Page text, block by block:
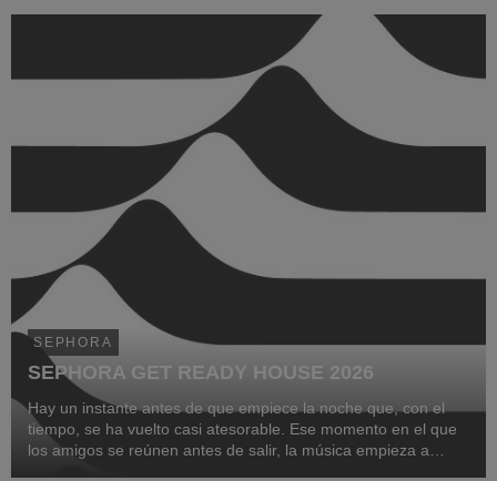
SEPHORA
SEPHORA GET READY HOUSE 2026
Hay un instante antes de que empiece la noche que, con el
tiempo, se ha vuelto casi atesorable. Ese momento en el que
los amigos se reúnen antes de salir, la música empieza a